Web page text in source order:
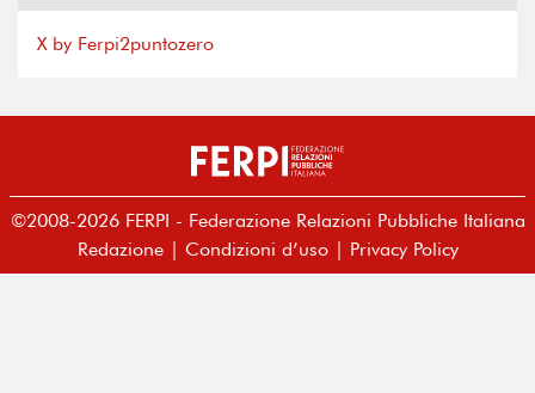
X by Ferpi2puntozero
©2008-2026 FERPI - Federazione Relazioni Pubbliche Italiana
Redazione| Condizioni d’uso| Privacy Policy